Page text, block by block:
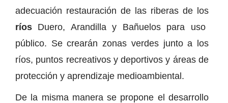
adecuación restauración de las riberas de los
ríos Duero, Arandilla y Bañuelos para uso
público. Se crearán zonas verdes junto a los
ríos, puntos recreativos y deportivos y áreas de
protección y aprendizaje medioambiental.
De la misma manera se propone el desarrollo